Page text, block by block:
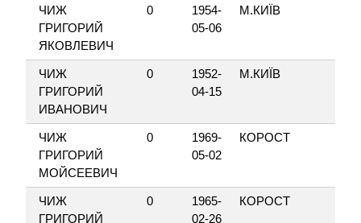
ЧИЖ
ГРИГОРИЙ
ЯКОВЛЕВИЧ
0
1954-
05-06
М.КИЇВ
ЧИЖ
ГРИГОРИЙ
ИВАНОВИЧ
0
1952-
04-15
М.КИЇВ
ЧИЖ
ГРИГОРИЙ
МОЙСЕЕВИЧ
0
1969-
05-02
КОРОСТ
ЧИЖ
ГРИГОРИЙ
0
1965-
02-26
КОРОСТ